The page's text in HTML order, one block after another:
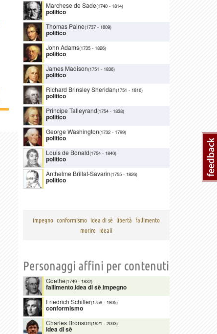
Marchese de Sade(1740 - 1814)
politico
Thomas Paine(1737 - 1809)
politico
John Adams(1735 - 1826)
politico
James Madison(1751 - 1836)
politico
Richard Brinsley Sheridan(1751 - 1816)
politico
Principe Talleyrand(1754 - 1838)
politico
George Washington(1732 - 1799)
politico
Louis de Bonald(1754 - 1840)
politico
Anthelme Brillat-Savarin(1755 - 1826)
politico
impegno conformismo idea di sè libertà
fallimento
morire
ideali
Personaggi affini per contenuti
Goethe(1749 - 1832)
fallimento,idea di sè,impegno
Friedrich Schiller(1759 - 1805)
conformismo
Charles Bronson(1921 - 2003)
idea di sè